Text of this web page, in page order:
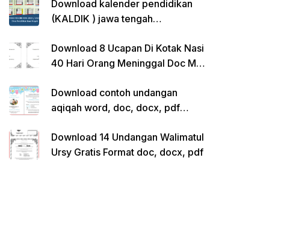
Download kalender pendidikan
(KALDIK ) jawa tengah
Download 8 Ucapan Di Kotak Nasi
40 Hari Orang Meninggal Doc Ms.
Download contoh undangan
aqiqah word, doc, docx, pdf
Download 14 Undangan Walimatul
Ursy Gratis Format doc, docx, pdf